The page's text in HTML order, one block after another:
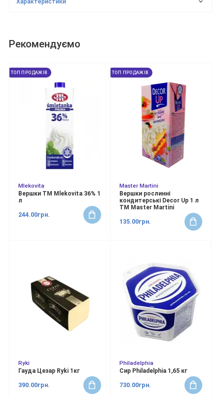
Рекомендуємо
ТОП ПРОДАЖІВ
Mlekovita
Вершки ТМ Mlekovita 36% 1
л
244.00грн.
ТОП ПРОДАЖІВ
Master Martini
Вершки рослинні
кондитерські Decor Up 1 л
ТМ Master Martini
135.00грн.
Ryki
Гауда Цезар Ryki 1кг
390.00грн.
Philadelphia
Сир Philadelphia 1,65 кг
730.00грн.